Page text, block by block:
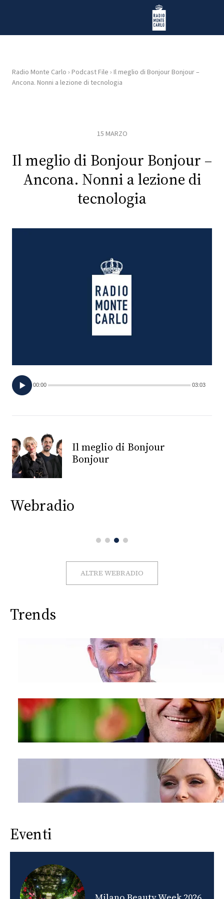
Radio Monte Carlo
HOME
RADIO
PLAYLIST
TV
PRINCIPATO
MONACO
RMC
CONSIGLIA
Radio Monte Carlo › Podcast File › Il meglio di Bonjour Bonjour –
Ancona. Nonni a lezione di tecnologia
15 MARZO
Il meglio di Bonjour Bonjour –
Ancona. Nonni a lezione di
tecnologia
00:00 03:03
Il meglio di Bonjour
Bonjour
Webradio
ALTRE WEBRADIO
Trends
Eventi